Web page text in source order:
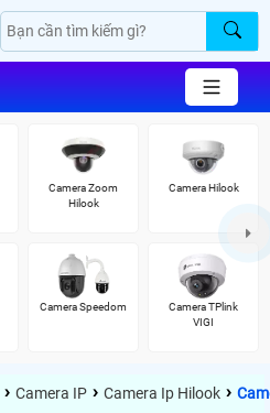
Camera Zoom
Hilook
Camera Hilook
Camera Speedom
Camera TPlink
VIGI
› Camera IP › Camera Ip Hilook ›